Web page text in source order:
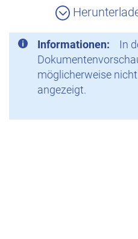
Informationen:
In
möglicherweise
angezeigt.